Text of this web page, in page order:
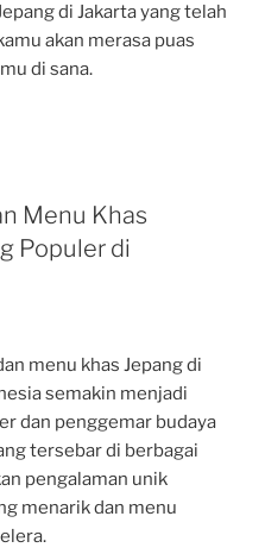
di Jakarta yang telah
akan merasa puas
di sana.
Menu Khas
Populer di
menu khas Jepang di
semakin menjadi
dan penggemar budaya
tersebar di berbagai
pengalaman unik
menarik dan menu